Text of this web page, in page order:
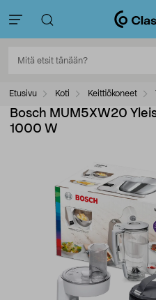
Etusivu Koti Keittiökoneet
Bosch MUM5XW20
1000 W